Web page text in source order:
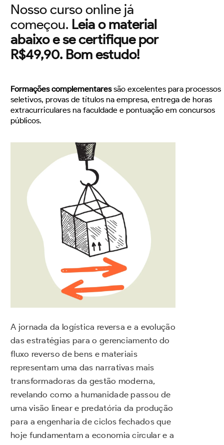
Nosso curso online já
começou. Leia o material
abaixo e se certifique por
R$49,90. Bom estudo!
Formações complementaressão excelentes para processos
seletivos, provas de títulos na empresa, entrega de horas
extracurriculares na faculdade e pontuação em concursos
públicos.
A jornada da logística reversa e a evolução
das estratégias para o gerenciamento do
fluxo reverso de bens e materiais
representam uma das narrativas mais
transformadoras da gestão moderna,
revelando como a humanidade passou de
uma visão linear e predatória da produção
para a engenharia de ciclos fechados que
hoje fundamentam a economia circular e a